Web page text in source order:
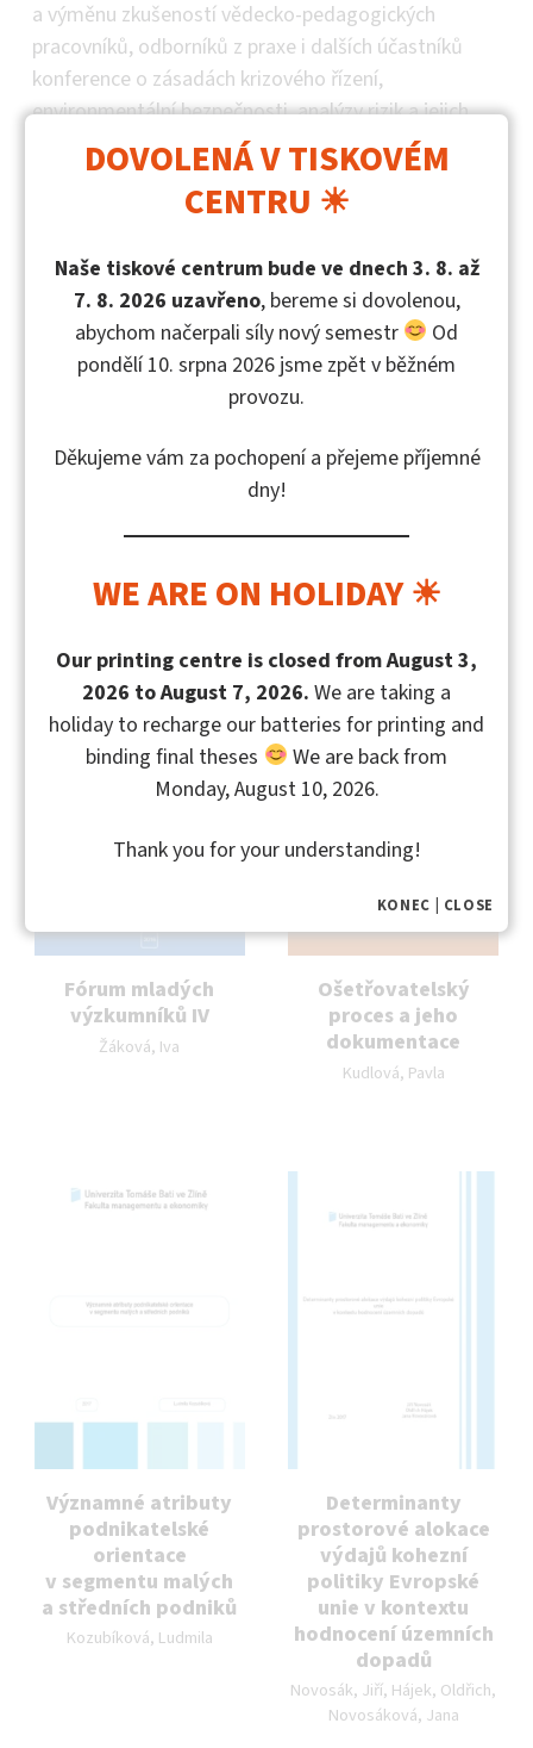
a výměnu zkušeností vědecko-pedagogických
pracovníků, odborníků z praxe i dalších účastníků
konference o zásadách krizového řízení,
environmentální bezpečnosti, analýzy rizik a jejich
řízení na úrovni kraje, obce s rozšířenou působností,
podniku nebo zařízení.
Ing. et Ing. Jiří Konečný, Ph.D. (profesní informace
webových stránkách UTB ve Zlíně)
Fórum mladých
výzkumníků IV
Autor publikace:
Žáková, Iva
Ošetřovatelský
proces a jeho
dokumentace
Autor publikace:
Kudlová, Pavla
Významné atributy
podnikatelské
orientace
v segmentu malých
a středních podniků
Autor publikace:
Kozubíková, Ludmila
Determinanty
prostorové alokace
výdajů kohezní
politiky Evropské
unie v kontextu
hodnocení územních
dopadů
Autor publikace:
Novosák, Jiří, Hájek, Oldřich,
Novosáková, Jana
KONEC | CLOSE
DOVOLENÁ V TISKOVÉM
CENTRU ☀
Naše tiskové centrum bude ve dnech 3. 8. až
7. 8. 2026 uzavřeno, bereme si dovolenou,
abychom načerpali síly nový semestr
Od
pondělí 10. srpna 2026 jsme zpět v běžném
provozu.
Děkujeme vám za pochopení a přejeme příjemné
dny!
WE ARE ON HOLIDAY ☀
Our printing centre is closed from August 3,
2026 to August 7, 2026. We are taking a
holiday to recharge our batteries for printing and
binding final theses
We are back from
Monday, August 10, 2026.
Thank you for your understanding!